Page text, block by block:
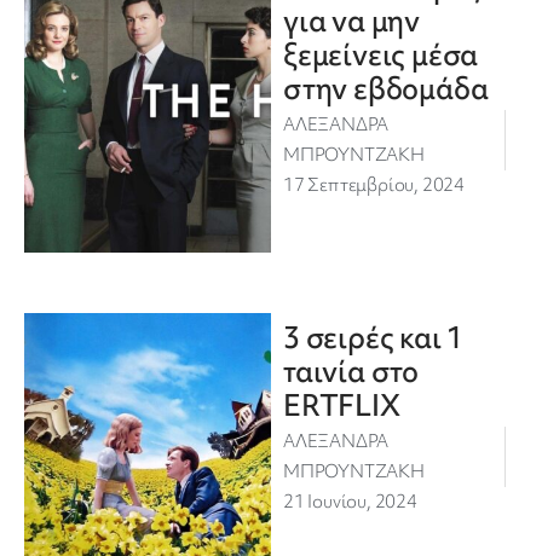
για να μην
ξεμείνεις μέσα
στην εβδομάδα
ΑΛΕΞΑΝΔΡΑ
ΜΠΡΟΥΝΤΖΑΚΗ
17 Σεπτεμβρίου, 2024
3 σειρές και 1
ταινία στο
ERTFLIX
ΑΛΕΞΑΝΔΡΑ
ΜΠΡΟΥΝΤΖΑΚΗ
21 Ιουνίου, 2024